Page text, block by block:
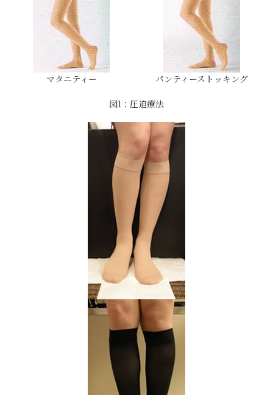
マタニティー パンティーストッキング
図1：圧迫療法